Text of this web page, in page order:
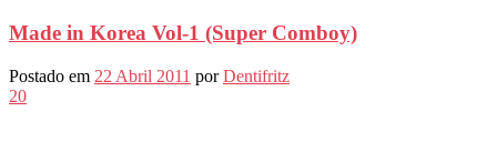
Made in Korea Vol-1 (Super Comboy)
Postado em 22 Abril 2011 porDentifritz
20